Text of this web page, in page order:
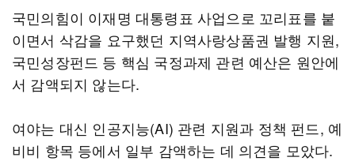
국민의힘이 이재명 대통령표 사업으로 꼬리표를 붙
이면서 삭감을 요구했던 지역사랑상품권 발행 지원,
국민성장펀드 등 핵심 국정과제 관련 예산은 원안에
서 감액되지 않는다.
여야는 대신 인공지능(AI) 관련 지원과 정책 펀드, 예
비비 항목 등에서 일부 감액하는 데 의견을 모았다.